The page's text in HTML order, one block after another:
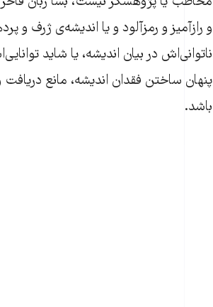
و رازآمیز و رمزآلود و یا اندیشه‌ی ژرف و
ناتوانی‌اش در بیان اندیشه، یا شاید
پنهان ساختن فقدان اندیشه، مانع
باشد.